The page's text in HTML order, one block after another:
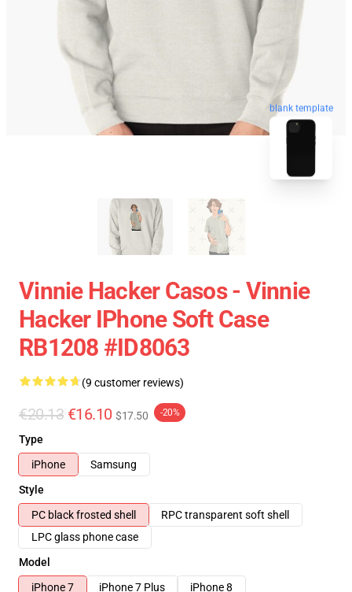
blank template
Vinnie Hacker Casos - Vinnie
Hacker IPhone Soft Case
RB1208 #ID8063
(9 customer reviews)
€20.13 €16.10 $17.50 -20%
Type
iPhone
Samsung
Style
PC black frosted shell
RPC transparent soft shell
LPC glass phone case
Model
iPhone 7
iPhone 7 Plus
iPhone 8